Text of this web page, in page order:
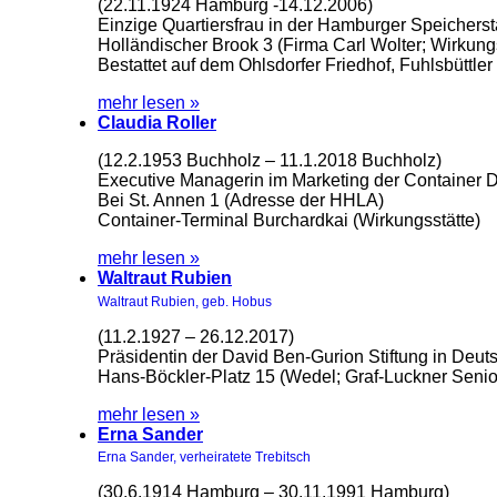
(22.11.1924 Hamburg -14.12.2006)
Einzige Quartiersfrau in der Hamburger
Holländischer Brook 3 (Firma Carl Wolter;
Bestattet auf dem Ohlsdorfer Friedhof,
mehr lesen »
Claudia Roller
(12.2.1953 Buchholz – 11.1.2018 Buchholz)
Executive Managerin im Marketing der Container
Bei St. Annen 1 (Adresse der HHLA)
Container-Terminal Burchardkai (Wirkungsstätte)
mehr lesen »
Waltraut Rubien
Waltraut Rubien, geb. Hobus
(11.2.1927 – 26.12.2017)
Präsidentin der David Ben-Gurion Stiftung in
Hans-Böckler-Platz 15 (Wedel; Graf-Luckner
mehr lesen »
Erna Sander
Erna Sander, verheiratete Trebitsch
(30.6.1914 Hamburg – 30.11.1991 Hamburg)